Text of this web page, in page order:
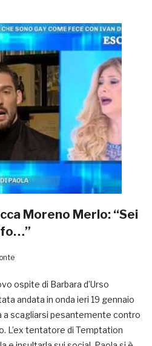
Moreno Merlo: “Sei
ospite di Barbara d’Urso
andata in onda ieri 19 gennaio
a scagliarsi pesantemente contro
L’ex tentatore di Temptation